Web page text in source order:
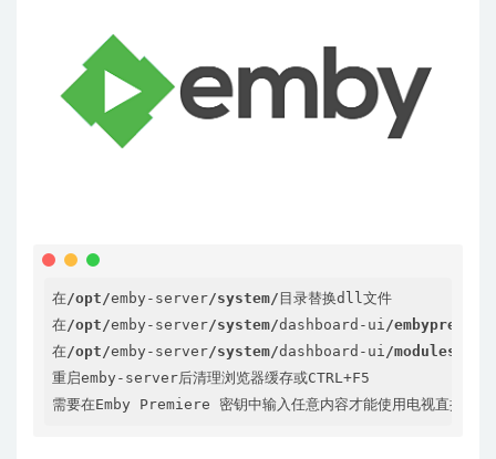
在/opt/emby-server/system/ 目录替换dll文件
在/opt/emby-server/system/dashboard-ui/
在/opt/emby-server/system/dashboard-ui/modules/
重启emby-server后清理浏览器缓存或CTRL+F5
需要在Emby Premiere 密钥中输入任意内容才能使用电视直播功能